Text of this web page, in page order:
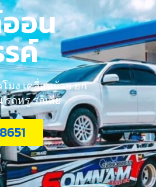
อน
ค์
มง เคลื่อนย้าย ยก
ถหรู รถเสีย